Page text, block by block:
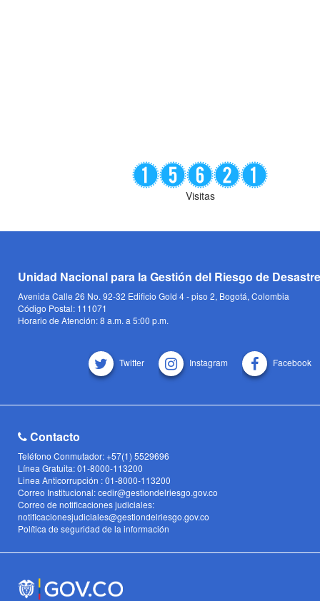
Visitas
Unidad Nacional para la Gestión del Riesgo de
Avenida Calle 26 No. 92-32 Edificio Gold 4 - piso 2, Bogotá, Colombia
Código Postal: 111071
Horario de Atención: 8 a.m. a 5:00 p.m.
Twitter Instagram Facebook
Contacto
Teléfono Conmutador: +57(1) 5529696
Línea Gratuita: 01-8000-113200
Linea Anticorrupción : 01-8000-113200
Correo Institucional: cedir@gestiondelriesgo.gov.co
Correo de notificaciones judiciales:
notificacionesjudiciales@gestiondelriesgo.gov.co
Política de seguridad de la información